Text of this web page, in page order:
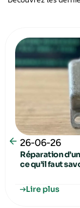
26-06-26
Réparation
ce qu’il faut
Lire plus